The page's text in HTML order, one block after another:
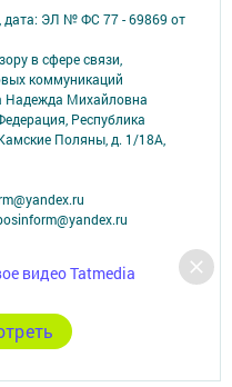
видео Tatmedia
дата: ЭЛ № ФС 77 - 69869 от
в сфере связи,
коммуникаций
Надежда Михайловна
Республика
Поляны, д. 1/18А,
в настройках браузера.